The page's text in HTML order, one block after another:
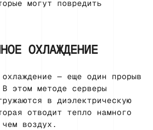
могут повредить
ОХЛАЖДЕНИЕ
охлаждение — еще один прорыв
этом методе серверы
в диэлектрическую
отводит тепло намного
воздух.